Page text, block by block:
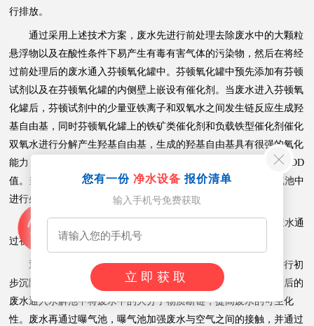
行排放。
通过采用上述技术方案，废水先进行前处理去除废水中的大颗粒
悬浮物以及在酸性条件下易产生有毒有害气体的污染物，然后在将经
过前处理后的废水通入芬顿氧化罐中。芬顿氧化罐中预先添加有芬顿
试剂以及在芬顿氧化罐的内侧壁上嵌设有催化剂。当废水进入芬顿氧
化罐后，芬顿试剂中的少量亚铁离子和双氧水之间发生链反应生成羟
基自由基，同时芬顿氧化罐上的铁矿类催化剂和负载铁型催化剂催化
双氧水进行分解产生羟基自由基，生成的羟基自由基具有很强的氧化
能力，可以无选择的将废水中的大多数有机物氧化，降低废水的COD
值。当废水中的COD值将降低至达到排放标准后，再通入至脱气池中
进行处理，然后再次沉淀后即可过滤排放。
本发明进一步设置为：所述步骤S1中前处理工序为依次将废水通
过初沉池、水解池、曝气池、二沉池和pH调节池进行处理。
通过采用上述技术方案，废水在前处理时，先经过初沉池进行初
步沉降，将废水中的大部分固体难溶物沉淀除去，然后再将沉降后的
废水通入水解池中将废水中的大分子物质断链，提高废水的可生化
性。废水再通过曝气池，曝气池加强废水与空气之间的接触，并通过
您有一份 净水设备 报价清单
输入手机号免费获取
立即获取